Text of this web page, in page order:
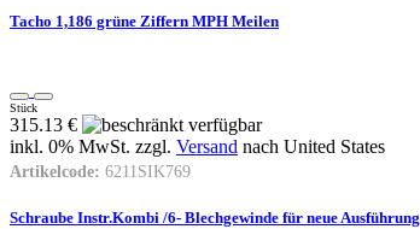
Tacho 1,186 grüne Ziffern MPH Meilen
Stück
315.13 €
inkl. 0% MwSt. zzgl. Versand nach United States
Artikelcode: 6211SIK769
Schraube Instr.Kombi /6- Blechgewinde für neue Ausführung